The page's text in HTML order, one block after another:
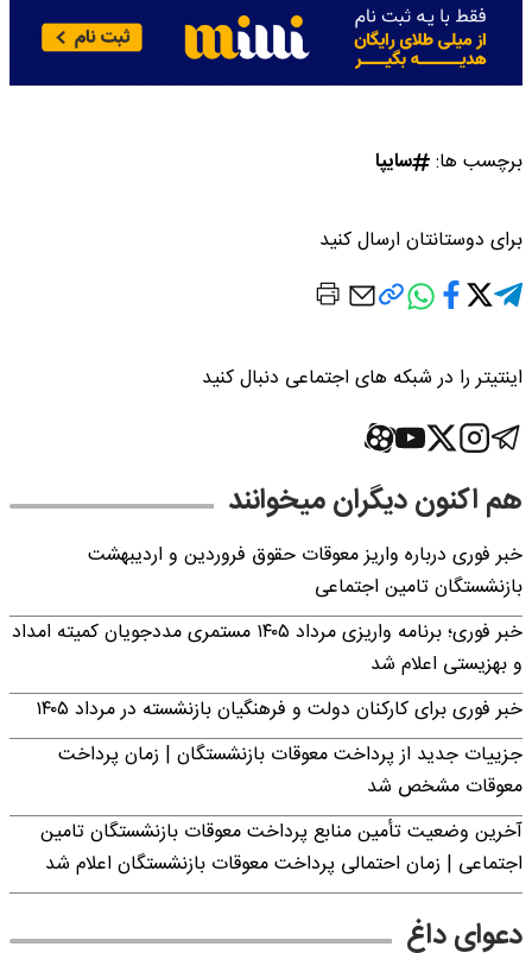
برچسب ها: سایپا
برای دوستانتان ارسال کنید
اینتیتر را در شبکه های اجتماعی دنبال کنید
هم اکنون دیگران میخوانند
خبر فوری درباره واریز معوقات حقوق فروردین و اردیبهشت
بازنشستگان تامین اجتماعی
خبر فوری؛ برنامه واریزی مرداد ۱۴۰۵ مستمری مددجویان کمیته امداد
و بهزیستی اعلام شد
خبر فوری برای کارکنان دولت و فرهنگیان بازنشسته در مرداد ۱۴۰۵
جزییات جدید از پرداخت معوقات بازنشستگان | زمان پرداخت
معوقات مشخص شد
آخرین وضعیت تأمین منابع پرداخت معوقات بازنشستگان تامین
اجتماعی | زمان احتمالی پرداخت معوقات بازنشستگان اعلام شد
دعوای داغ